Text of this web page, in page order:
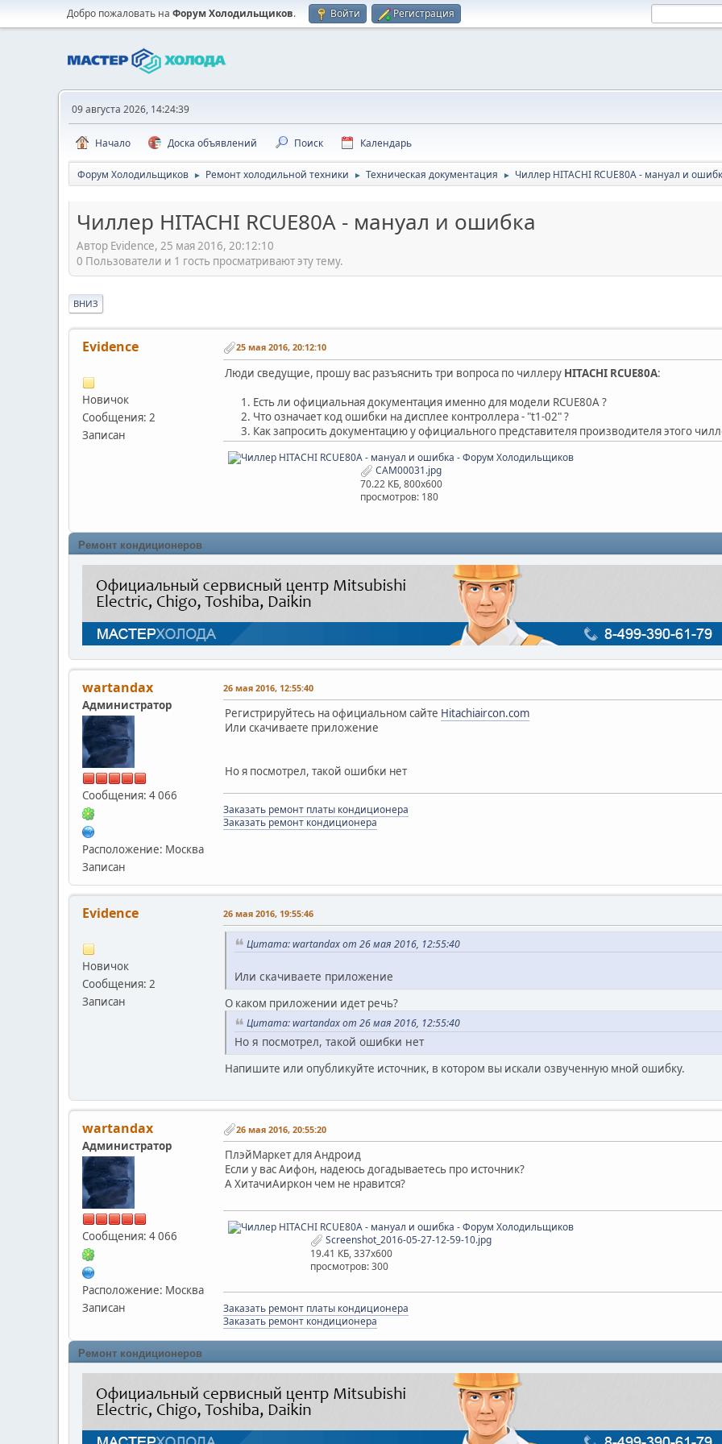
Добро пожаловать на Форум Холодильщиков. Войти Регистрация
09 августа 2026, 14:24:39
Начало Доска объявлений Поиск Календарь
Форум Холодильщиков ► Ремонт холодильной техники ► Техническая документация ► Чиллер HITACHI RCUE80A - мануал и
Чиллер HITACHI RCUE80A - мануал и ошибка
Автор Evidence, 25 мая 2016, 20:12:10
0 Пользователи и 1 гость просматривают эту тему.
ВНИЗ
Evidence
Новичок
Сообщения: 2
Записан
25 мая 2016, 20:12:10
Люди сведущие, прошу вас разъяснить три вопроса по чиллеру HITACHI RCUE80A:
Есть ли официальная документация именно для модели RCUE80A ?
Что означает код ошибки на дисплее контроллера - "t1-02" ?
Как запросить документацию у официального представителя производителя этого
CAM00031.jpg
70.22 КБ, 800x600
просмотров: 180
Ремонт кондиционеров
wartandax
Администратор
Сообщения: 4 066
Расположение: Москва
Записан
26 мая 2016, 12:55:40
Регистрируйтесь на официальном сайте Hitachiaircon.com
Или скачиваете приложение
Но я посмотрел, такой ошибки нет
Заказать ремонт платы кондиционера
Заказать ремонт кондиционера
Evidence
Новичок
Сообщения: 2
Записан
26 мая 2016, 19:55:46
Цитата: wartandax от 26 мая 2016, 12:55:40
Или скачиваете приложение
О каком приложении идет речь?
Цитата: wartandax от 26 мая 2016, 12:55:40
Но я посмотрел, такой ошибки нет
Напишите или опубликуйте источник, в котором вы искали озвученную мной ошибку.
wartandax
Администратор
Сообщения: 4 066
Расположение: Москва
Записан
26 мая 2016, 20:55:20
ПлэйМаркет для Андроид
Если у вас Аифон, надеюсь догадываетесь про источник?
А ХитачиАиркон чем не нравится?
Screenshot_2016-05-27-12-59-10.jpg
19.41 КБ, 337x600
просмотров: 300
Заказать ремонт платы кондиционера
Заказать ремонт кондиционера
Ремонт кондиционеров